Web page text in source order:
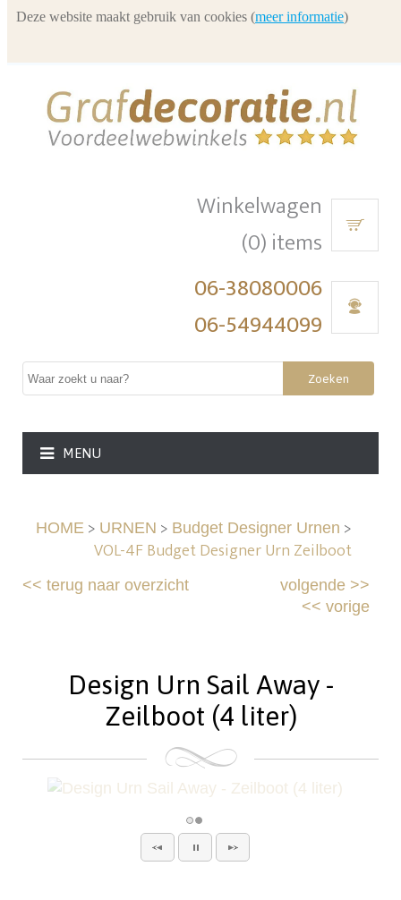
Winkelwagen
(0) items
06-38080006
06-54944099
Zoeken
MENU
HOME> URNEN > Budget Designer Urnen >
VOL-4F Budget Designer Urn Zeilboot
<<terug naar overzicht volgende>>
<< vorige
Design Urn Sail Away -
Zeilboot (4 liter)
Deze website maakt gebruik van cookies (meer informatie)